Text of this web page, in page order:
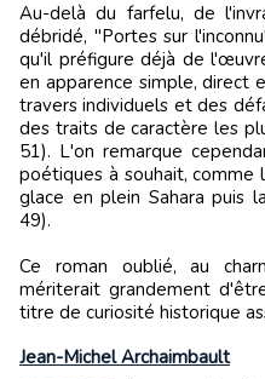
Au-delà du farfelu, de l'invraisemblable et de l'imaginaire
débridé, "Portes sur
qu'il préfigure déjà de
en apparence simple, direct
travers individuels et des
des traits de caractère les
51). L'on remarque
poétiques à souhait,
glace en plein Sahara puis
49).
Ce roman oublié, au
mériterait grandement
titre de curiosité historique
Jean-Michel Archaimbault